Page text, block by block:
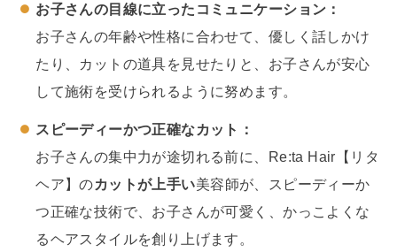
お子さんの目線に立ったコミュニケーション：
お子さんの年齢や性格に合わせて、優しく話しかけ
たり、カットの道具を見せたりと、お子さんが安心
して施術を受けられるように努めます。
スピーディーかつ正確なカット：
お子さんの集中力が途切れる前に、Re:ta Hair【リタ
ヘア】のカットが上手い美容師が、スピーディーか
つ正確な技術で、お子さんが可愛く、かっこよくな
るヘアスタイルを創り上げます。